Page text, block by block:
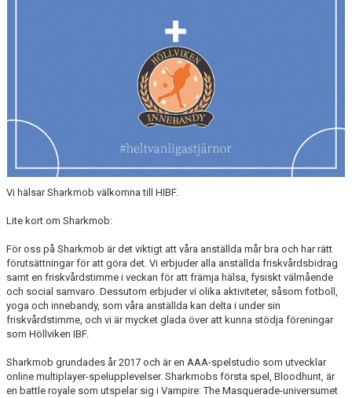
Vi hälsar Sharkmob välkomna till HIBF.
Lite kort om Sharkmob:
För oss på Sharkmob är det viktigt att våra anställda mår bra och har rätt
förutsättningar för att göra det. Vi erbjuder alla anställda friskvårdsbidrag
samt en friskvårdstimme i veckan för att främja hälsa, fysiskt välmående
och social samvaro. Dessutom erbjuder vi olika aktiviteter, såsom fotboll,
yoga och innebandy, som våra anställda kan delta i under sin
friskvårdstimme, och vi är mycket glada över att kunna stödja föreningar
som Höllviken IBF.
Sharkmob grundades år 2017 och är en AAA-spelstudio som utvecklar
online multiplayer-spelupplevelser. Sharkmobs första spel, Bloodhunt, är
en battle royale som utspelar sig i Vampire: The Masquerade-universumet